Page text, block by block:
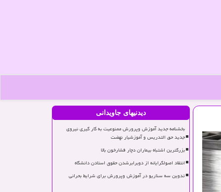
دیدنیهای جاویدانی
بخشنامه جدید آموزش وپرورش ممنوعیت به کار گیری نیروی
جدید حق التدریس و آموزشیار نهضت
بزرگترین اشتباه بیماران دچار فشارخون بالا
انتقاد اصولگرایانه از دوبرابرشدن حقوق استادن دانشگاه
تدوین سه سناریو در آموزش وپرورش برای شرایط بحرانی